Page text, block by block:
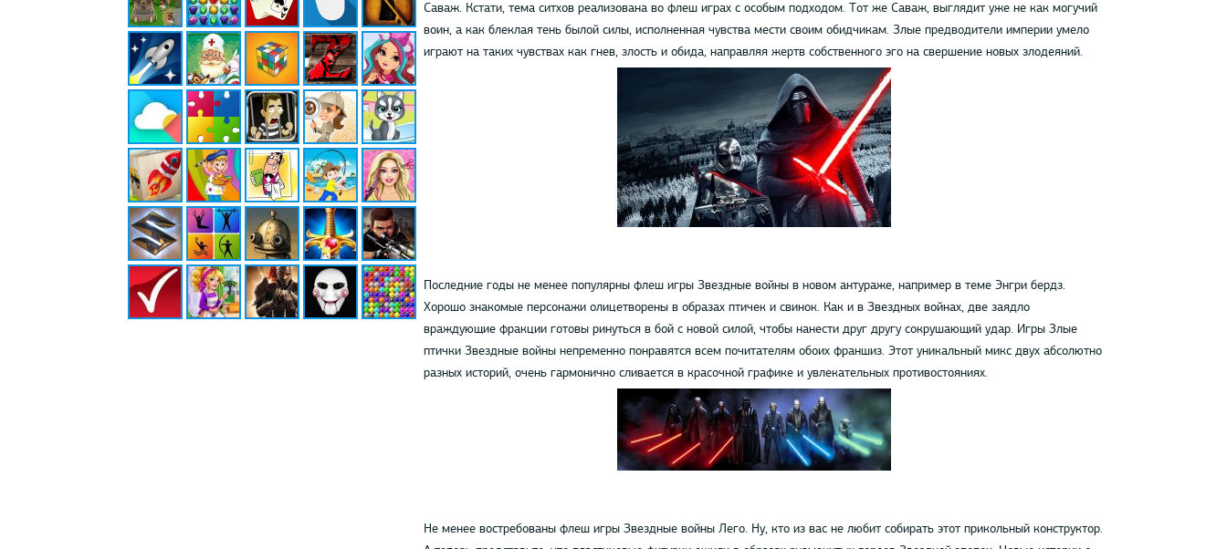
Саваж. Кстати, тема ситхов реализована во флеш играх с особым подходом. Тот же Саваж, выглядит уже не как могучий
воин, а как блеклая тень былой силы, исполненная чувства мести своим обидчикам. Злые предводители империи умело
играют на таких чувствах как гнев, злость и обида, направляя жертв собственного эго на свершение новых злодеяний.
Последние годы не менее популярны флеш игры Звездные войны в новом антураже, например в теме Энгри бердз.
Хорошо знакомые персонажи олицетворены в образах птичек и свинок. Как и в Звездных войнах, две заядло
враждующие фракции готовы ринуться в бой с новой силой, чтобы нанести друг другу сокрушающий удар. Игры Злые
птички Звездные войны непременно понравятся всем почитателям обоих франшиз. Этот уникальный микс двух абсолютно
разных историй, очень гармонично сливается в красочной графике и увлекательных противостояниях.
Не менее востребованы флеш игры Звездные войны Лего. Ну, кто из вас не любит собирать этот прикольный конструктор.